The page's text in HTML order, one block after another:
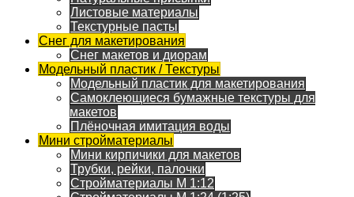
Листовые материалы
Текстурные пасты
Снег для макетирования
Снег макетов и диорам
Модельный пластик / Текстуры
Модельный пластик для макетирования
Самоклеющиеся бумажные текстуры для
макетов
Плёночная имитация воды
Мини стройматериалы
Мини кирпичики для макетов
Трубки, рейки, палочки
Стройматериалы M 1:12